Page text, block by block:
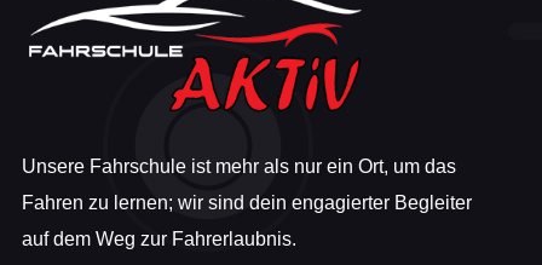
Unsere Fahrschule ist mehr als nur ein Ort, um das
Fahren zu lernen; wir sind dein engagierter Begleiter
auf dem Weg zur Fahrerlaubnis.